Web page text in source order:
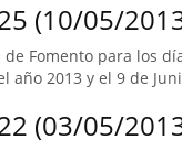
(10/05/
Fomento para los
año 2013 y el 9 de
(03/05/